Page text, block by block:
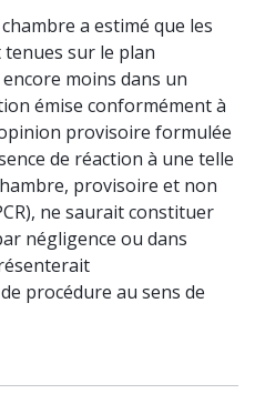
chambre a estimé que les
sur le plan
moins dans un
émise conformément à
provisoire formulée
de réaction à une telle
provisoire et non
ne saurait constituer
négligence ou dans
procédure au sens de